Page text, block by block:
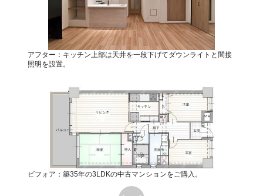
アフター：キッチン上部は天井を一段下げてダウンライトと間接
照明を設置。
ビフォア：築35年の3LDKの中古マンションをご購入。